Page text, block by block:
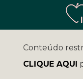
Conteúdo
CLIQUE AQUI